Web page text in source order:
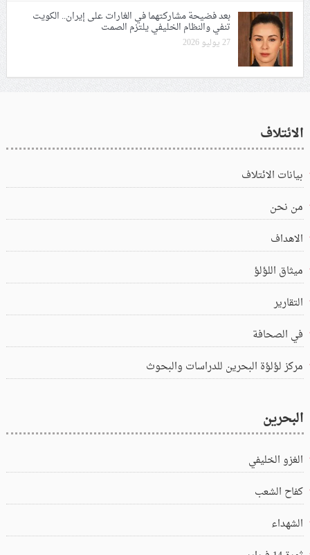
بعد فضيحة مشاركتهما في الغارات على إيران.. الكويت
تنفي والنظام الخليفي يلتزم الصمت
27 يوليو 2026
الائتلاف
بيانات الائتلاف
من نحن
الاهداف
ميثاق اللؤلؤ
التقارير
في الصحافة
مركز لؤلؤة البحرين للدراسات والبحوث
البحرين
الغزو الخليفي
كفاح الشعب
الشهداء